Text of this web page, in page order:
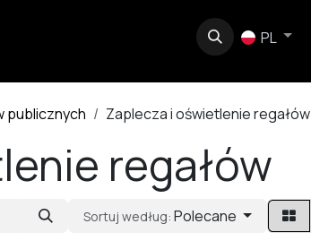
Kontakt PL
publicznych Zaplecza i oświetlenie regałów
regałów
Sortuj według: Polecane